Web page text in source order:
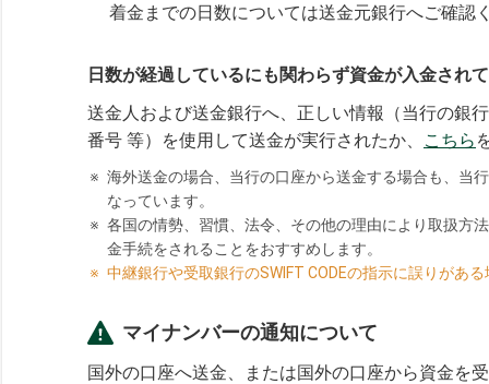
着金までの日数については送金元銀行へご確認
日数が経過しているにも関わらず資金が入金され
送金人および送金銀行へ、正しい情報（当行の銀
番号 等）を使用して送金が実行されたか、
こちら
※ 海外送金の場合、当行の口座から送金する場合も、当
なっています。
※ 各国の情勢、習慣、法令、その他の理由により取扱方
金手続をされることをおすすめします。
※ 中継銀行や受取銀行のSWIFT CODEの指示に誤りがあ
マイナンバーの通知について
国外の口座へ送金、または国外の口座から資金を